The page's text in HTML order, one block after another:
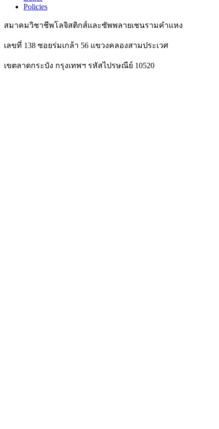
Policies
สมาคมวิชาชีพโลจิสติกส์และซัพพลายเชนรามคำแหง
เลขที่ 138 ซอยร่มเกล้า 56 แขวงคลองสามประเวศ
เขตลาดกระบัง กรุงเทพฯ รหัสไปรษณีย์ 10520